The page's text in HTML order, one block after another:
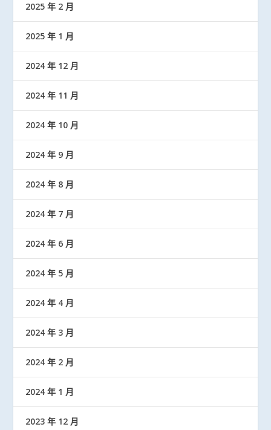
2025 年 2 月
2025 年 1 月
2024 年 12 月
2024 年 11 月
2024 年 10 月
2024 年 9 月
2024 年 8 月
2024 年 7 月
2024 年 6 月
2024 年 5 月
2024 年 4 月
2024 年 3 月
2024 年 2 月
2024 年 1 月
2023 年 12 月